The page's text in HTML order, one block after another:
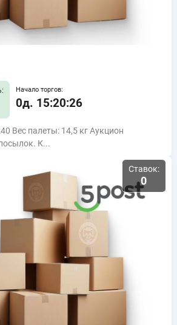
Начало торгов:
0д. 15:20:25
Вес палеты: 14,5 кг Аукцион
К...
Ставок:
0